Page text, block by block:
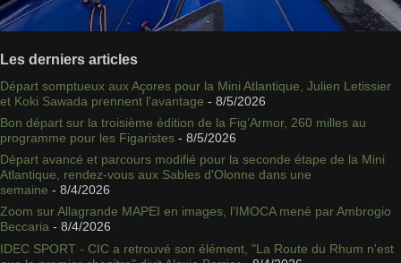
Les derniers articles
Départ somptueux aux Açores pour la Mini Atlantique, Julien Letissier
et Koki Sawada prennent l'avantage - 8/5/2026
Bon départ sur la troisième édition de la Fig’Armor, 260 milles au
programme pour les Figaristes - 8/5/2026
Départ avancé et parcours modifié pour la seconde étape de la Mini
Atlantique, rendez-vous aux Sables d'Olonne dans une
semaine - 8/4/2026
Zoom sur Allagrande MAPEI en images, l'IMOCA mené par Ambrogio
Beccaria - 8/4/2026
IDEC SPORT - CIC a retrouvé son élément, "La Route du Rhum n'est